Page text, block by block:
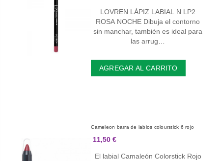
LOVREN LÁPIZ LABIAL N LP2
ROSA NOCHE Dibuja el contorno
sin manchar, también es ideal para
las arrug…
AGREGAR AL CARRITO
Cameleon barra de labios colourstick 6 rojo
11,50 €
El labial Camaleón Colorstick Rojo